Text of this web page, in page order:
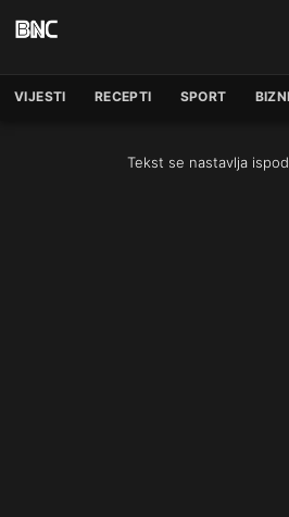
VIJESTI RECEPTI SPORT
Tekst se nastavlja